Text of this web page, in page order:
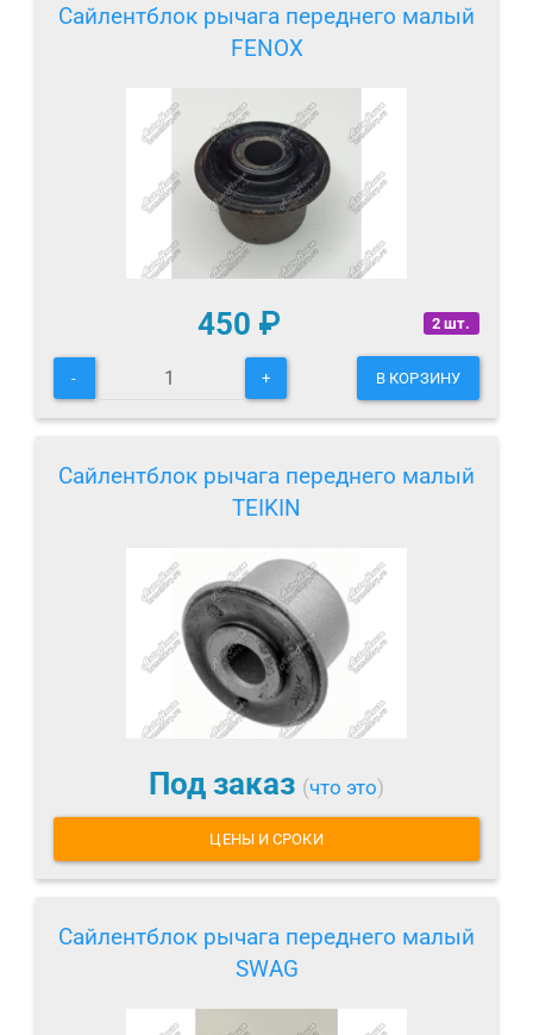
Сайлентблок рычага переднего малый
FENOX
2 шт.
450 ₽
- + В КОРЗИНУ
Сайлентблок рычага переднего малый
TEIKIN
Под заказ (что это)
ЦЕНЫ И СРОКИ
Сайлентблок рычага переднего малый
SWAG